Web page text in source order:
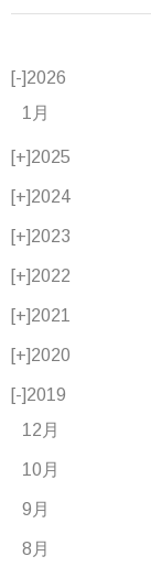
[-]2026
1月
[+]2025
[+]2024
[+]2023
[+]2022
[+]2021
[+]2020
[-]2019
12月
10月
9月
8月